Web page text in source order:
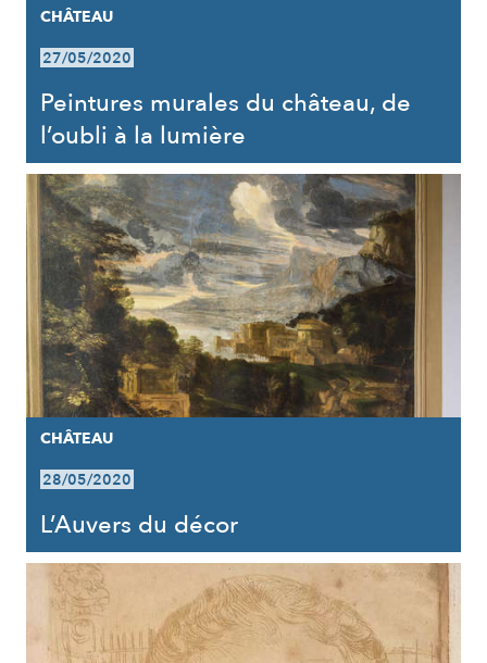
CHÂTEAU
27/05/2020
Peintures murales du château, de
l’oubli à la lumière
CHÂTEAU
28/05/2020
L’Auvers du décor